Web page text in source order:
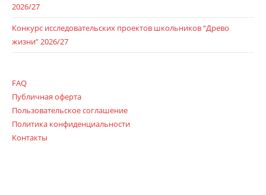
2026/27
Конкурс исследовательских проектов школьников “Древо
жизни” 2026/27
FAQ
Публичная оферта
Пользовательское соглашение
Политика конфиденциальности
Контакты